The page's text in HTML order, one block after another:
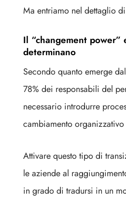
Ma entriamo nel dettaglio
Il “changement
determinano
Secondo quanto emerge
78% dei responsabili del
necessario introdurre
cambiamento
Attivare questo tipo di
le aziende al
in grado di tradursi in un